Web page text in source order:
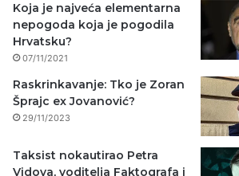
Koja je najveća elementarna
nepogoda koja je pogodila
Hrvatsku?
07/11/2021
Raskrinkavanje: Tko je Zoran
Šprajc ex Jovanović?
29/11/2023
Taksist nokautirao Petra
Vidova, voditelja Faktografa i